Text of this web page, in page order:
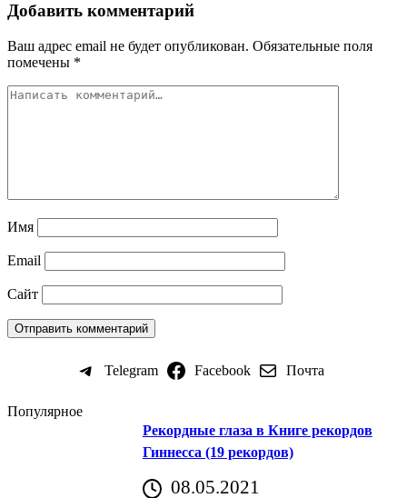
Добавить комментарий
Ваш адрес email не будет опубликован. Обязательные поля
помечены *
Имя
Email
Сайт
Telegram Facebook Почта
Популярное
Рекордные глаза в Книге рекордов
Гиннесса (19 рекордов)
08.05.2021